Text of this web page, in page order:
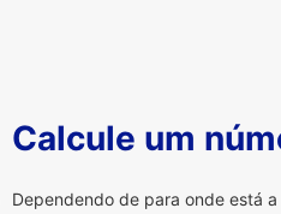
Calcule um
Dependendo de para onde está